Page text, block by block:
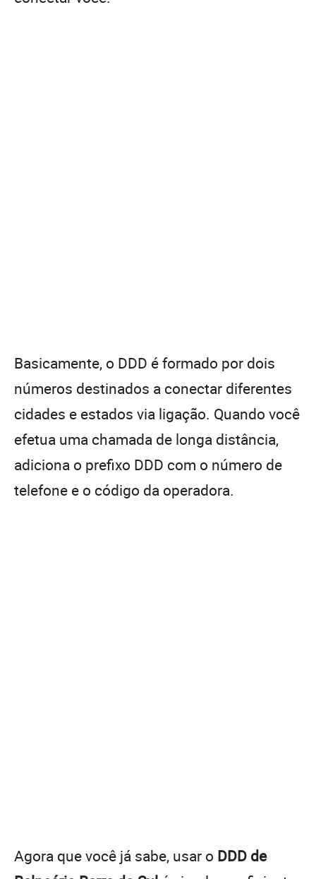
Basicamente, o DDD é formado por dois
números destinados a conectar diferentes
cidades e estados via ligação. Quando você
efetua uma chamada de longa distância,
adiciona o prefixo DDD com o número de
telefone e o código da operadora.
Agora que você já sabe, usar o DDD de